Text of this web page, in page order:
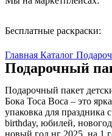
Бесплатные раскраски:
Главная Каталог
Подарочный
Подарочный пакет
Бока Toca Boca – это
упаковка для праздника
birthday, юбилей,
новый год нг 2025, на 1